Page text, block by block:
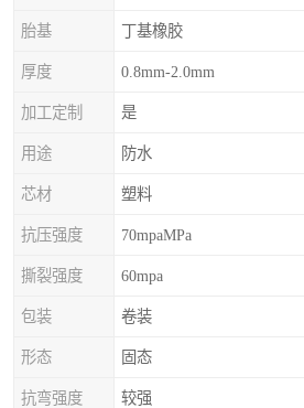
胎基 丁基橡胶
厚度 0.8mm-2.0mm
加工定制 是
用途 防水
芯材 塑料
抗压强度 70mpaMPa
撕裂强度 60mpa
包装 卷装
形态 固态
抗弯强度 较强